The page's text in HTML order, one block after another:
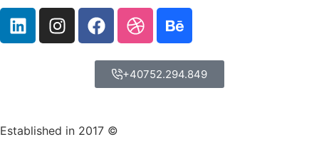
+40752.294.849
Established in 2017 ©